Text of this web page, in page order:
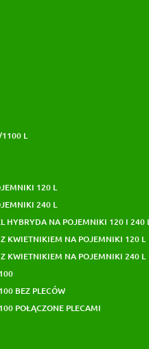
L
120 L
240 L
HYBRYDA NA POJEMNIKI 120 I 240
KWIETNIKIEM NA POJEMNIKI 120 L
KWIETNIKIEM NA POJEMNIKI 240 L
BEZ PLECÓW
POŁĄCZONE PLECAMI